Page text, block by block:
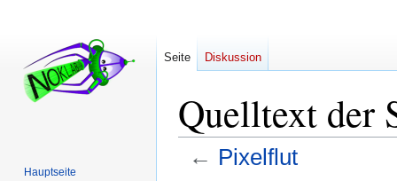
Quelltext der
← Pixelflut
Seite Diskussion
Hauptseite